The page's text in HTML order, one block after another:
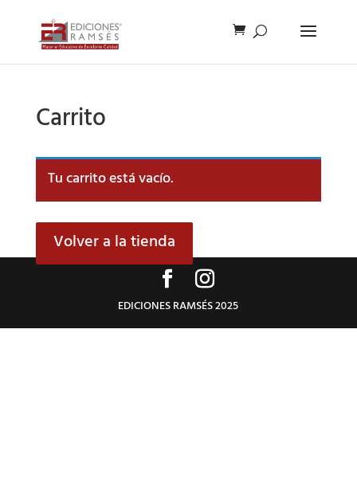
Carrito
Tu carrito está vacío.
Volver a la tienda
EDICIONES RAMSÉS 2025